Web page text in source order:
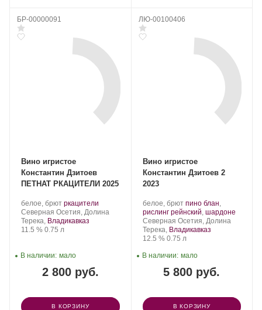
БР-00000091
Вино игристое
Константин Дзитоев
ПЕТНАТ РКАЦИТЕЛИ 2025
Производитель:
Константин
Дзитоев.
белое, брют .
Сорт
винограда:
ркацители
Регион:
Северная Осетия, Долина
Терека, Владикавказ
Крепость
11.5 %. Объем
0.75 л
2 800 руб.
В наличии: мало
В КОРЗИНУ
ЛЮ-00100406
Вино игристое
Константин Дзитоев 2
2023
Производитель:
Константин
Дзитоев.
белое, брют .
Сорт
винограда:
пино блан,
рислинг рейнский, шардоне.
Регион:
Северная Осетия, Долина
Терека, Владикавказ
Крепость
12.5 %. Объем
0.75 л
5 800 руб.
В наличии: мало
В КОРЗИНУ